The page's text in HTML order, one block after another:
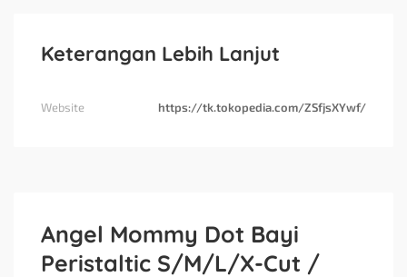
Keterangan Lebih Lanjut
Website https://tk.tokopedia.com/ZSfjsXYwf/
Angel Mommy Dot Bayi
Peristaltic S/M/L/X-Cut /